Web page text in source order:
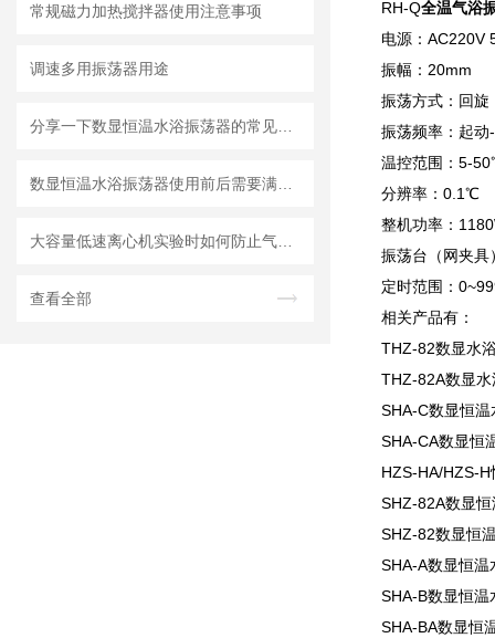
常规磁力加热搅拌器使用注意事项
调速多用振荡器用途
查看全部
RH-Q全温气浴
电源：AC220V
振幅：20mm
振荡方式：回旋
振荡频率：起
温控范围：5-
分辨率：0.1℃
整机功率：
振荡台（网夹
定时范围：
相关产品有：
THZ-82数显水
THZ-82A数显
SHA-C数显恒温
SHA-CA数显恒
HZS-HA/HZS-
SHZ-82A数显
SHZ-82数显恒
SHA-A数显恒温
SHA-B数显恒
SHA-BA数显恒